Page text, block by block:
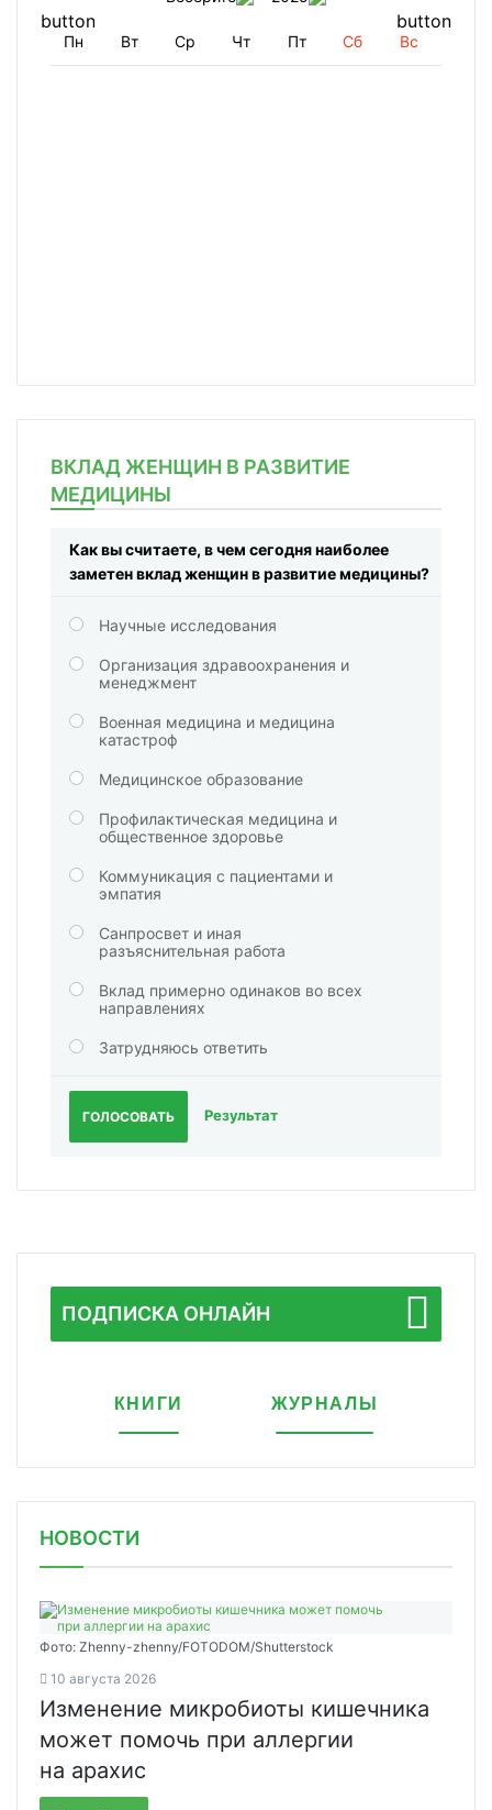
Пн Вт Ср Чт Пт Сб Вс
ВКЛАД ЖЕНЩИН В РАЗВИТИЕ
МЕДИЦИНЫ
Как вы считаете, в чем сегодня наиболее
заметен вклад женщин в развитие медицины?
Научные исследования
Организация здравоохранения и
менеджмент
Военная медицина и медицина
катастроф
Медицинское образование
Профилактическая медицина и
общественное здоровье
Коммуникация с пациентами и
эмпатия
Санпросвет и иная
разъяснительная работа
Вклад примерно одинаков во всех
направлениях
Затрудняюсь ответить
ГОЛОСОВАТЬ Результат
ПОДПИСКА ОНЛАЙН
КНИГИ ЖУРНАЛЫ
НОВОСТИ
Фото: Zhenny-zhenny/FOTODOM/Shutterstock
10 августа 2026
Изменение микробиоты кишечника
может помочь при аллергии
на арахис